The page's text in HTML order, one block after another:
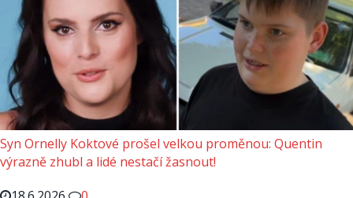
Syn Ornelly Koktové prošel velkou proměnou: Quentin
výrazně zhubl a lidé nestačí žasnout!